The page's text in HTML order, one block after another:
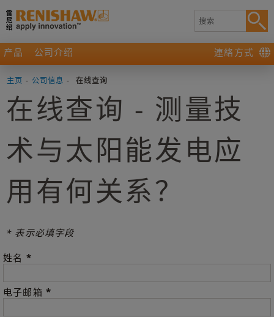
产品 公司介绍 連絡方式
主页 - 公司信息 - 在线查询
在线查询 - 测量技
术与太阳能发电应
用有何关系？
* 表示必填字段
姓名 *
电子邮箱 *